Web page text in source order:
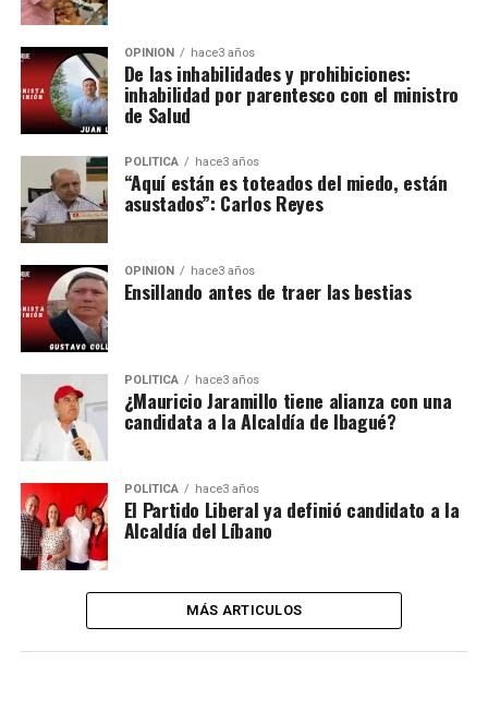
OPINIÓN hace3 años
De las inhabilidades y prohibiciones:
inhabilidad por parentesco con el ministro
de Salud
POLÍTICA hace3 años
“Aquí están es toteados del miedo, están
asustados”: Carlos Reyes
OPINIÓN hace3 años
Ensillando antes de traer las bestias
POLÍTICA hace3 años
¿Mauricio Jaramillo tiene alianza con una
candidata a la Alcaldía de Ibagué?
POLÍTICA hace3 años
El Partido Liberal ya definió candidato a la
Alcaldía del Líbano
MÁS ARTICULOS